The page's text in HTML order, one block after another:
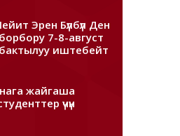
Эрен Бүлбүл Ден
7-8-август
убактылуу иштебейт
жайгаша
үчүн